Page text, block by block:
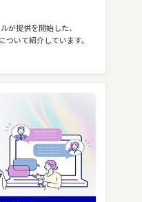
が提供を開始した、
いて紹介しています。